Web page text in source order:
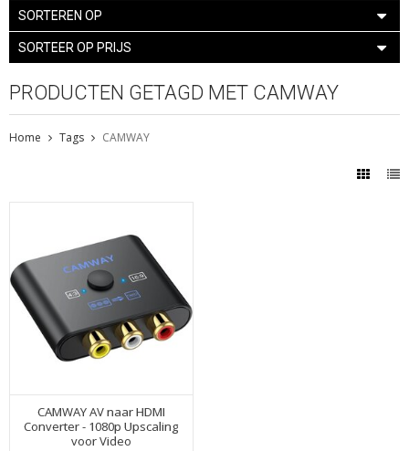
SORTEREN OP
SORTEER OP PRIJS
PRODUCTEN GETAGD MET CAMWAY
Home Tags CAMWAY
CAMWAY AV naar HDMI
Converter - 1080p Upscaling
voor Video